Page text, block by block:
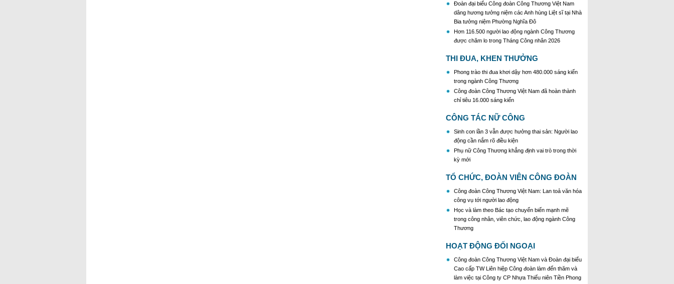
Triển khai thực hiện Chỉ thị số 25/CT-TTg của Thủ
tướng Chính phủ về tăng cường công tác phòng,
chống buôn lậu, vận chuyển, sản xuất, mua bán,
tàng trữ, sử dụng trái phép thuốc lá trong tình hình
mới
Định hướng công tác tuyên truyền miệng tháng
7/2026
Kế hoạch tổ chức các hoạt động "Tháng nghe đoàn
viên, người lao động nói"
Đoàn đại biểu Công đoàn Công Thương Việt Nam
dâng hương tưởng niệm các Anh hùng Liệt sĩ tại Nhà
Bia tưởng niệm Phường Nghĩa Đô
Hơn 116.500 người lao động ngành Công Thương
được chăm lo trong Tháng Công nhân 2026
THI ĐUA, KHEN THƯỞNG
Phong trào thi đua khơi dậy hơn 480.000 sáng kiến
trong ngành Công Thương
Công đoàn Công Thương Việt Nam đã hoàn thành
chỉ tiêu 16.000 sáng kiến
CÔNG TÁC NỮ CÔNG
Sinh con lần 3 vẫn được hưởng thai sản: Người lao
động cần nắm rõ điều kiện
Phụ nữ Công Thương khẳng định vai trò trong thời
kỳ mới
TỔ CHỨC, ĐOÀN VIÊN CÔNG ĐOÀN
Công đoàn Công Thương Việt Nam: Lan toả văn hóa
công vụ tới người lao động
Học và làm theo Bác tạo chuyển biến mạnh mẽ
trong công nhân, viên chức, lao động ngành Công
Thương
HOẠT ĐỘNG ĐỐI NGOẠI
Công đoàn Công Thương Việt Nam và Đoàn đại biểu
Cao cấp TW Liên hiệp Công đoàn làm đến thăm và
làm việc tại Công ty CP Nhựa Thiếu niên Tiền Phong